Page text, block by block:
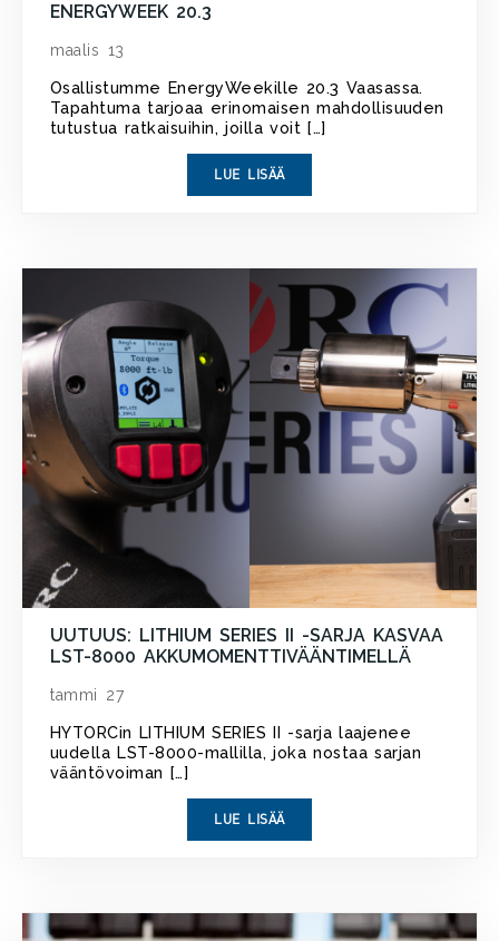
ENERGYWEEK 20.3
maalis 13
Osallistumme EnergyWeekille 20.3 Vaasassa.
Tapahtuma tarjoaa erinomaisen mahdollisuuden
tutustua ratkaisuihin, joilla voit […]
LUE LISÄÄ
UUTUUS: LITHIUM SERIES II -SARJA KASVAA
LST-8000 AKKUMOMENTTIVÄÄNTIMELLÄ
tammi 27
HYTORCin LITHIUM SERIES II -sarja laajenee
uudella LST-8000-mallilla, joka nostaa sarjan
vääntövoiman […]
LUE LISÄÄ